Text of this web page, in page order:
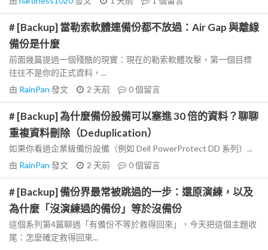
# [Backup] 當勒索軟體連備份都不放過：Air Gap 與離線
備份是什麼
前面幾篇提過一個殘酷的現實：現在的勒索軟體攻擊，第一個目標
往往不是你的正式資料，...
由 RainPan 發文 2 天前 0個留言
# [Backup] 為什麼備份設備可以塞進 30 倍的資料？聊聊
重複資料刪除（Deduplication）
如果你看過企業級備份設備（例如 Dell PowerProtect DD 系列）...
由 RainPan 發文 2 天前 0個留言
# [Backup] 備份界最常被跳過的一步：還原演練，以及
為什麼「沒演練過的備份」等於沒備份
這個系列第4篇聊過「有備份不等於救得回來」，今天把這個主題收
尾：怎麼確定救得回來...